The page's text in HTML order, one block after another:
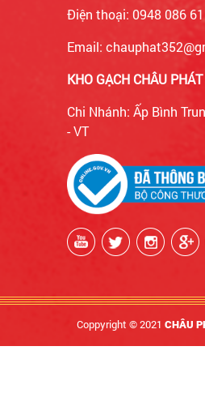
Điện thoại: 0948 086
Email:
KHO GẠCH CHÂU
Chi Nhánh: Ấp Bình
- VT
Coppyright © 2021 CHÂU